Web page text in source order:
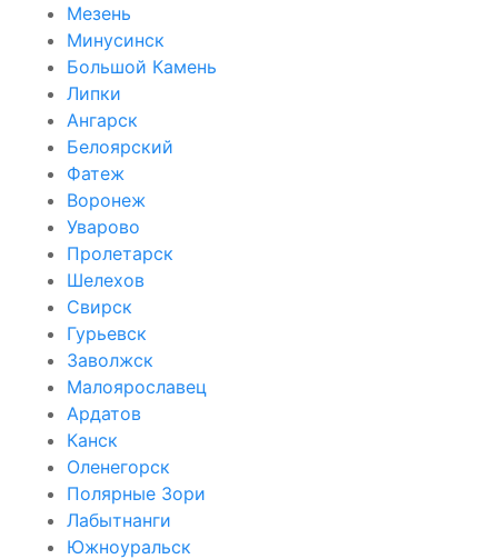
Мезень
Минусинск
Большой Камень
Липки
Ангарск
Белоярский
Фатеж
Воронеж
Уварово
Пролетарск
Шелехов
Свирск
Гурьевск
Заволжск
Малоярославец
Ардатов
Канск
Оленегорск
Полярные Зори
Лабытнанги
Южноуральск